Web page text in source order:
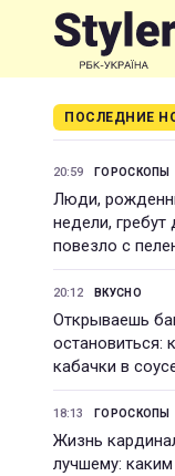
ПОСЛЕДНИЕ
20:59 ГОРОСКОПЫ
Люди,
недели, гребут
повезло с
20:12 ВКУСНО
Открываешь
остановиться:
кабачки в
18:13 ГОРОСКОПЫ
Жизнь
лучшему: